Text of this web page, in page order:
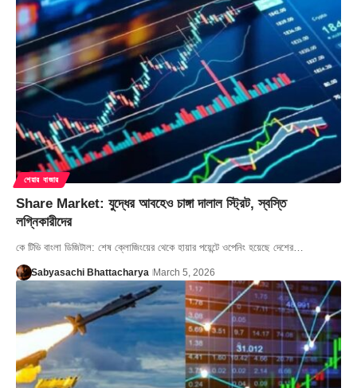
শেয়ার বাজার
Share Market: যুদ্ধের আবহেও চাঙ্গা দালাল স্ট্রিট, স্বস্তি
লগ্নিকারীদের
কে টিভি বাংলা ডিজিটাল: শেষ ক্লোজিংয়ের থেকে হায়ার পয়েন্টে ওপেনিং হয়েছে দেশের…
Sabyasachi Bhattacharya March 5, 2026